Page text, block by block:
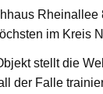
im Kreis
stellt die
der Falle